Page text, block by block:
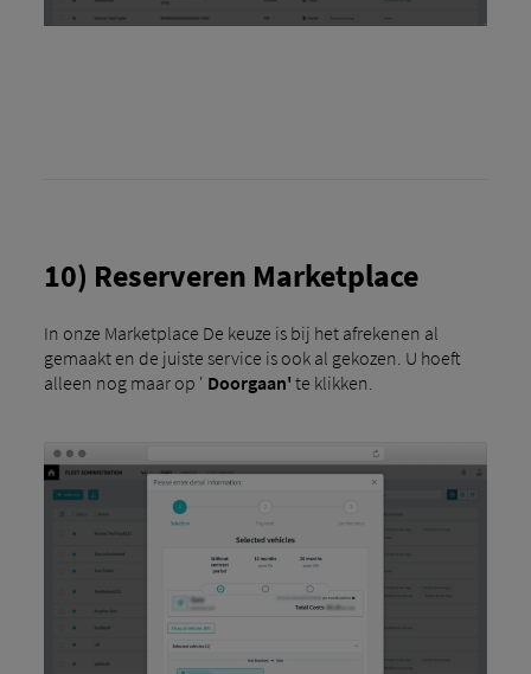
10) Reserveren Marketplace
In onze Marketplace De keuze is bij het afrekenen al
gemaakt en de juiste service is ook al gekozen. U hoeft
alleen nog maar op ' Doorgaan' te klikken.